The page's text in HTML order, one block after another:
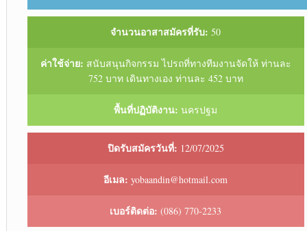
จำนวนอาสาสมัครที่รับ: 50
ค่าใช้จ่าย: สนับสนุนกิจกรรม ไปรถที่ทางทีมงานจัดให้ ท่านละ
752 บาท เดินทางเอง ท่านละ 452 บาท
พื้นที่ปฏิบัติงาน: นครปฐม
ปิดรับสมัครวันที่: 12/07/2025
อีเมล: yobaandin@hotmail.com
เบอร์ติดต่อ: (086) 770-2233